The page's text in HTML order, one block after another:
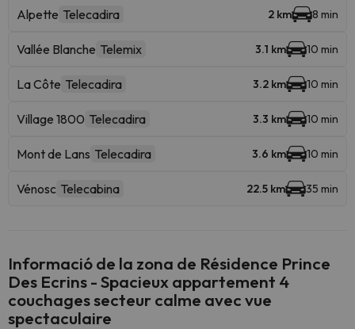
Alpette Telecadira 2 km 8 min
Vallée Blanche Telemix 3.1 km 10 min
La Côte Telecadira 3.2 km 10 min
Village 1800 Telecadira 3.3 km 10 min
Mont de Lans Telecadira 3.6 km 10 min
Vénosc Telecabina 22.5 km 35 min
Informació de la zona de Résidence Prince
Des Ecrins - Spacieux appartement 4
couchages secteur calme avec vue
spectaculaire